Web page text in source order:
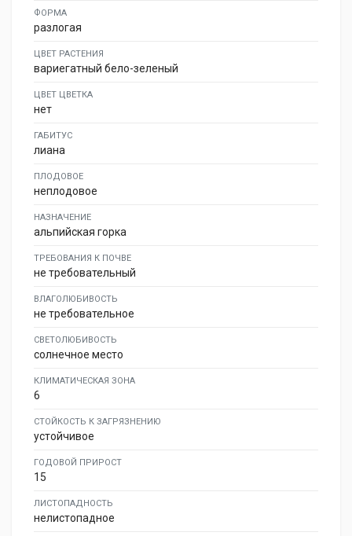
ФОРМА
разлогая
ЦВЕТ РАСТЕНИЯ
вариегатный бело-зеленый
ЦВЕТ ЦВЕТКА
нет
ГАБИТУС
лиана
ПЛОДОВОЕ
неплодовое
НАЗНАЧЕНИЕ
альпийская горка
ТРЕБОВАНИЯ К ПОЧВЕ
не требовательный
ВЛАГОЛЮБИВОСТЬ
не требовательное
СВЕТОЛЮБИВОСТЬ
солнечное место
КЛИМАТИЧЕСКАЯ ЗОНА
6
СТОЙКОСТЬ К ЗАГРЯЗНЕНИЮ
устойчивое
ГОДОВОЙ ПРИРОСТ
15
ЛИСТОПАДНОСТЬ
нелистопадное